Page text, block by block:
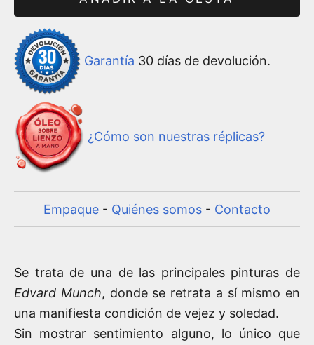
Garantía 30 días de devolución.
¿Cómo son nuestras réplicas?
Empaque - Quiénes somos - Contacto
Se trata de una de las principales pinturas de
Edvard Munch, donde se retrata a sí mismo en
una manifiesta condición de vejez y soledad.
Sin mostrar sentimiento alguno, lo único que